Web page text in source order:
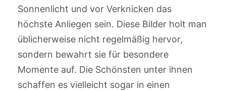
Sonnenlicht und vor Verknicken das
höchste Anliegen sein. Diese Bilder holt man
üblicherweise nicht regelmäßig hervor,
sondern bewahrt sie für besondere
Momente auf. Die Schönsten unter ihnen
schaffen es vielleicht sogar in einen